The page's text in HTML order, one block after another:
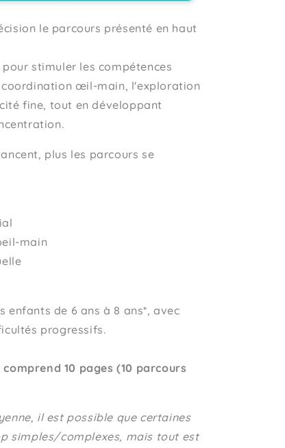
le parcours présenté en haut
stimuler les compétences
œil-main, l'exploration
fine, tout en développant
plus les parcours se
main
enfants de 6 ans à 8 ans*, avec
progressifs.
10 pages (10 parcours
il est possible que certaines
simples/complexes, mais tout est